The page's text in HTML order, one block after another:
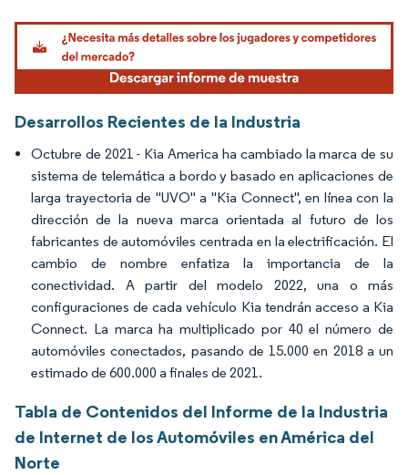
Imagen © Mordor Intelligence. El uso requiere atribución según CC BY 4.0.
Desarrollos Recientes de la Industria
Octubre de 2021 - Kia America ha cambiado la marca de su
sistema de telemática a bordo y basado en aplicaciones de
larga trayectoria de "UVO" a "Kia Connect", en línea con la
dirección de la nueva marca orientada al futuro de los
fabricantes de automóviles centrada en la electrificación. El
cambio de nombre enfatiza la importancia de la
conectividad. A partir del modelo 2022, una o más
configuraciones de cada vehículo Kia tendrán acceso a Kia
Connect. La marca ha multiplicado por 40 el número de
automóviles conectados, pasando de 15.000 en 2018 a un
estimado de 600.000 a finales de 2021.
Tabla de Contenidos del Informe de la Industria
de Internet de los Automóviles en América del
Norte